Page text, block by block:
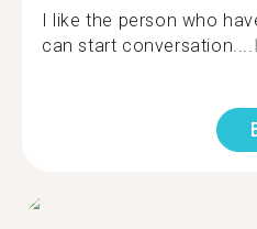
I like the person who
can start conversation....